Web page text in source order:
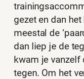
gezet en dan
meestal de
dan liep je de
kwam je vanzelf
tegen. Om het